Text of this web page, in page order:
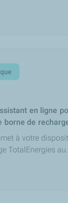
en ligne
borne de
à votre
TotalEnergies